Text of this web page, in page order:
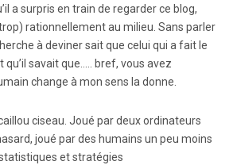
a surpris en train de regarder ce blog,
rationnellement au milieu. Sans parler
à deviner sait que celui qui a fait le
savait que….. bref, vous avez
change à mon sens la donne.
ciseau. Joué par deux ordinateurs
joué par des humains un peu moins
et stratégies